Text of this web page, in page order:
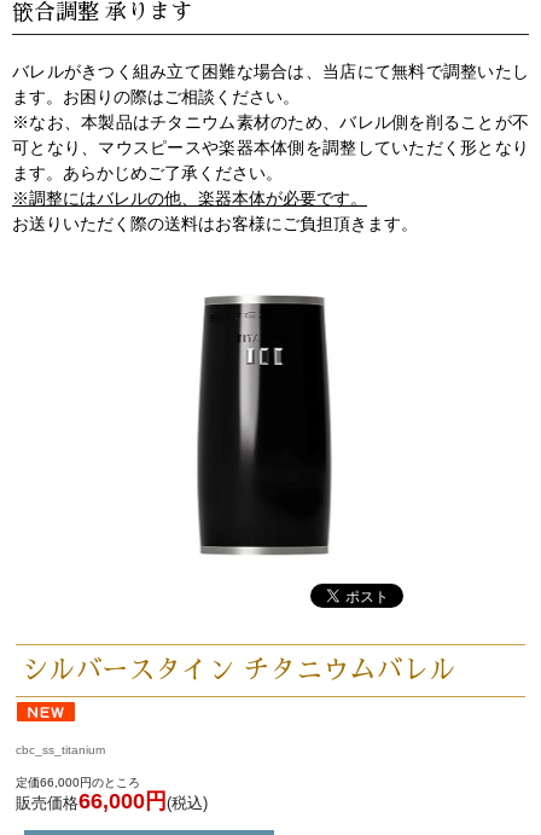
篏合調整 承ります
バレルがきつく組み立て困難な場合は、当店にて無料で調整いたし
ます。お困りの際はご相談ください。
※なお、本製品はチタニウム素材のため、バレル側を削ることが不
可となり、マウスピースや楽器本体側を調整していただく形となり
ます。あらかじめご了承ください。
※調整にはバレルの他、楽器本体が必要です。
お送りいただく際の送料はお客様にご負担頂きます。
シルバースタイン チタニウムバレル
cbc_ss_titanium
定価66,000円のところ
販売価格66,000円 (税込)